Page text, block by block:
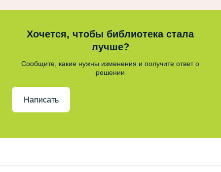
Хочется, чтобы библиотека стала
лучше?
Сообщите, какие нужны изменения и получите ответ о
решении
Написать